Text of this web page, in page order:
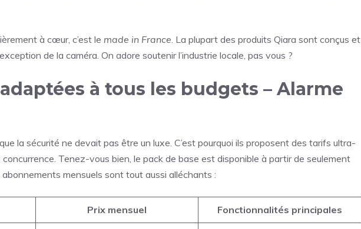
à cœur, c’est le made in France. La plupart des produits Qiara sont conçus et
de la caméra. On adore soutenir l’industrie locale, pas vous ?
à tous les budgets – Alarme
la sécurité ne devait pas être un luxe. C’est pourquoi ils proposent des tarifs ultra-
Tenez-vous bien, le pack de base est disponible à partir de seulement
mensuels sont tout aussi alléchants :
Prix mensuel Fonctionnalités principales